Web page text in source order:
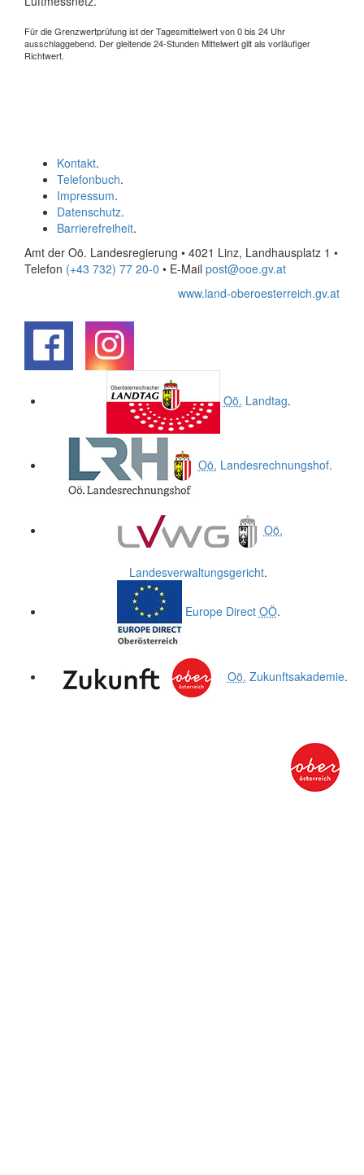
Für die Grenzwertprüfung ist der Tagesmittelwert von 0 bis 24 Uhr
ausschlaggebend. Der gleitende 24-Stunden Mittelwert gilt als vorläufiger
Richtwert.
Kontakt.
Telefonbuch.
Impressum.
Datenschutz.
Barrierefreiheit.
Amt der Oö. Landesregierung • 4021 Linz, Landhausplatz 1 •
Telefon (+43 732) 77 20-0 • E-Mail post@ooe.gv.at
www.land-oberoesterreich.gv.at
Oö. Landtag.
Oö. Landesrechnungshof.
Oö.
Landesverwaltungsgericht.
Europe Direct OÖ.
Oö. Zukunftsakademie.